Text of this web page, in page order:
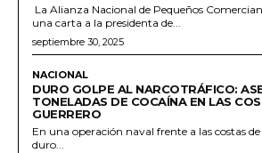
La Alianza Nacional de Pequeños
una carta a la presidenta de...
septiembre 30, 2025
NACIONAL
DURO GOLPE AL NARCOTRÁFICO:
TONELADAS DE COCAÍNA EN LAS
GUERRERO
En una operación naval frente a las costas
duro...